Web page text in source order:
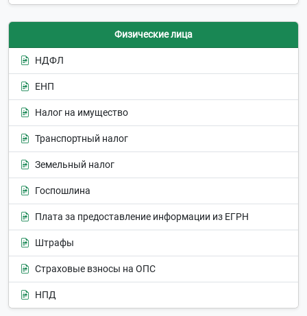
Физические лица
НДФЛ
ЕНП
Налог на имущество
Транспортный налог
Земельный налог
Госпошлина
Плата за предоставление информации из ЕГРН
Штрафы
Страховые взносы на ОПС
НПД